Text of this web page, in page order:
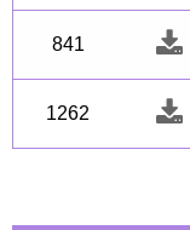
841
1262